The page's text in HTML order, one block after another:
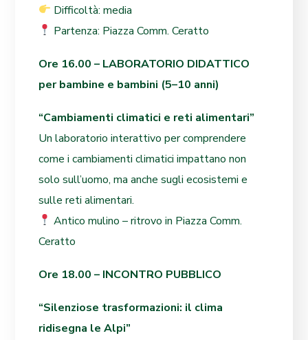
Difficoltà: media
Partenza: Piazza Comm. Ceratto
Ore 16.00 – LABORATORIO DIDATTICO
per bambine e bambini (5–10 anni)
“Cambiamenti climatici e reti alimentari”
Un laboratorio interattivo per comprendere
come i cambiamenti climatici impattano non
solo sull’uomo, ma anche sugli ecosistemi e
sulle reti alimentari.
Antico mulino – ritrovo in Piazza Comm.
Ceratto
Ore 18.00 – INCONTRO PUBBLICO
“Silenziose trasformazioni: il clima
ridisegna le Alpi”